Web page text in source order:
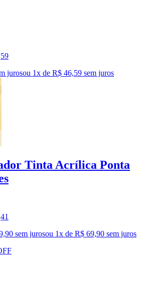
59
jurosou 1x de R$ 46,59 sem juros
Tinta Acrílica Ponta
41
sem jurosou 1x de R$ 69,90 sem juros